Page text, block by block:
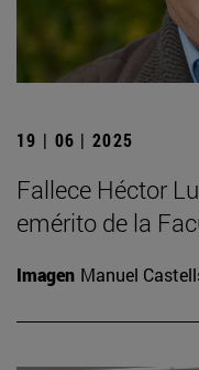
19 | 06 | 2025
Fallece Héctor
emérito de la
Imagen Manuel